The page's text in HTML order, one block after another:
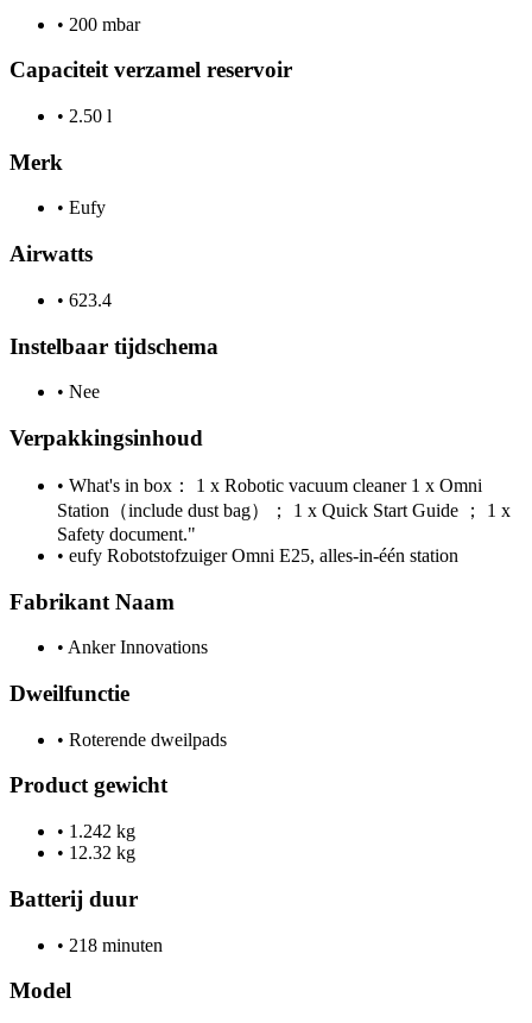
• 200 mbar
Capaciteit verzamel reservoir
• 2.50 l
Merk
• Eufy
Airwatts
• 623.4
Instelbaar tijdschema
• Nee
Verpakkingsinhoud
• What's in box： 1 x Robotic vacuum cleaner 1 x Omni
Station（include dust bag）； 1 x Quick Start Guide ； 1 x
Safety document."
• eufy Robotstofzuiger Omni E25, alles-in-één station
Fabrikant Naam
• Anker Innovations
Dweilfunctie
• Roterende dweilpads
Product gewicht
• 1.242 kg
• 12.32 kg
Batterij duur
• 218 minuten
Model